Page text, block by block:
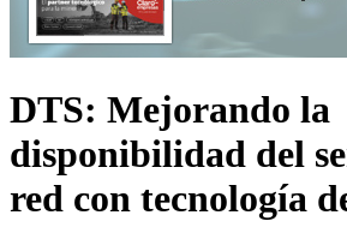
DTS: Mejorando la
disponibilidad del
red con tecnología